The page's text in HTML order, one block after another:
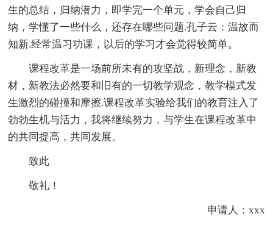
生的总结，归纳潜力，即学完一个单元，学会自己归
纳，学懂了一些什么，还存在哪些问题.孔子云：温故而
知新.经常温习功课，以后的学习才会觉得较简单。
课程改革是一场前所未有的攻坚战，新理念，新教
材，新教法必然要和旧有的一切教学观念，教学模式发
生激烈的碰撞和摩擦.课程改革实验给我们的教育注入了
勃勃生机与活力，我将继续努力，与学生在课程改革中
的共同提高，共同发展。
致此
敬礼！
申请人：xxx